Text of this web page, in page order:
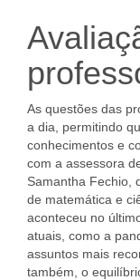
As questões das
a dia, permitindo
conhecimentos e
com a assessora
Samantha Fechio,
de matemática e
aconteceu no
atuais, como a
assuntos mais
também, o